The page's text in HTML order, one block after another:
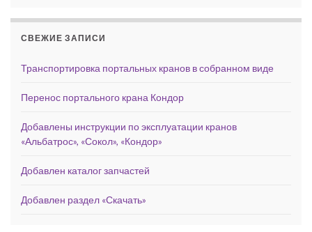
СВЕЖИЕ ЗАПИСИ
Транспортировка портальных кранов в собранном виде
Перенос портального крана Кондор
Добавлены инструкции по эксплуатации кранов
«Альбатрос», «Сокол», «Кондор»
Добавлен каталог запчастей
Добавлен раздел «Скачать»